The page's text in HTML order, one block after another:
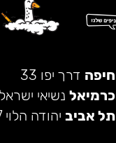
חיפה דרך יפו 33
כרמיאל נשיאי ישראל
תל אביב יהודה הלוי 47